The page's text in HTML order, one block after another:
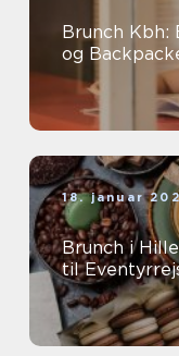
Brunch Kbh:
og
18. januar
Brunch i
til